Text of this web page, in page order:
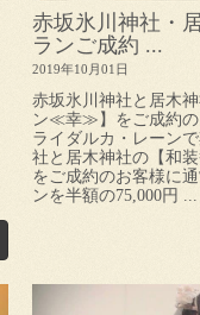
赤坂氷川神社・
ランご成約 ...
2019年10月01日
赤坂氷川神社と居木
ン≪幸≫】をご成約の
ライダルカ・レーン
社と居木神社の【和
をご成約のお客様に
ンを半額の75,000円 ...